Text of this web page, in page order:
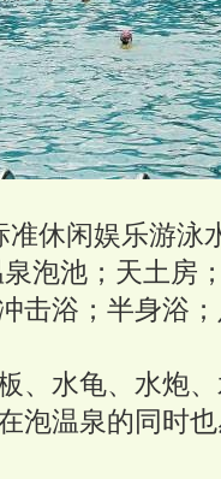
休闲娱乐游泳
泡池；天土房
击浴；半身浴
、水龟、水炮
泡温泉的同时